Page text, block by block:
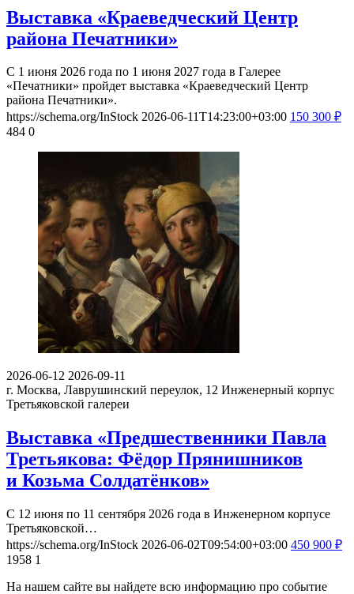
Выставка «Краеведческий Центр
района Печатники»
С 1 июня 2026 года по 1 июня 2027 года в Галерее
«Печатники» пройдет выставка «Краеведческий Центр
района Печатники».
https://schema.org/InStock 2026-06-11T14:23:00+03:00 150 300 ₽
484 0
2026-06-12 2026-09-11
г. Москва, Лаврушинский переулок, 12 Инженерный корпус
Третьяковской галереи
Выставка «Предшественники Павла
Третьякова: Фёдор Прянишников
и Козьма Солдатёнков»
С 12 июня по 11 сентября 2026 года в Инженерном корпусе
Третьяковской…
https://schema.org/InStock 2026-06-02T09:54:00+03:00 450 900 ₽
1958 1
На нашем сайте вы найдете всю информацию про событие